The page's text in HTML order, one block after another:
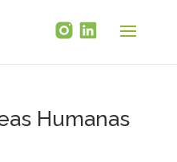
Humanas